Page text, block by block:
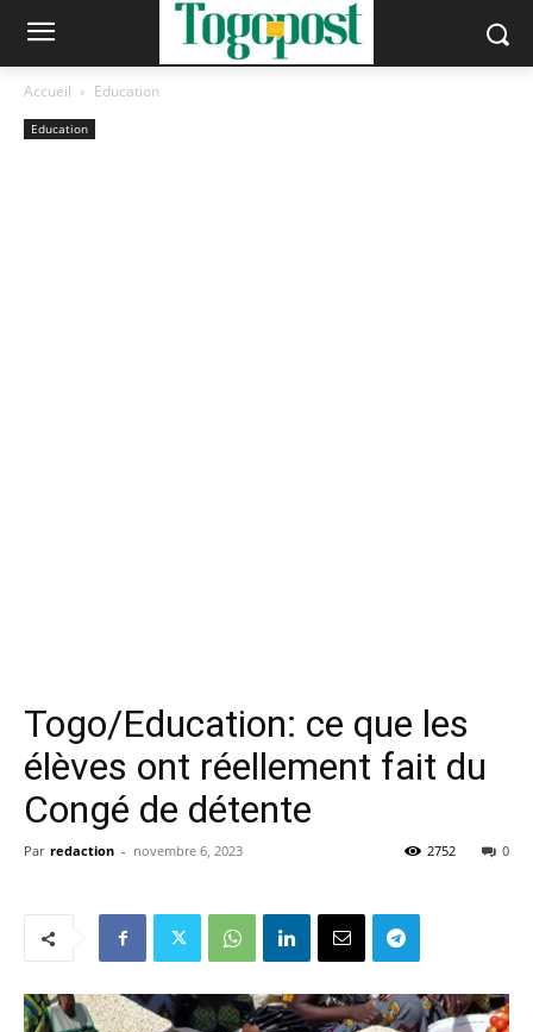
Accueil Education
Education
Togo/Education: ce que les
élèves ont réellement fait du
Congé de détente
Par redaction - novembre 6, 2023 0
2752